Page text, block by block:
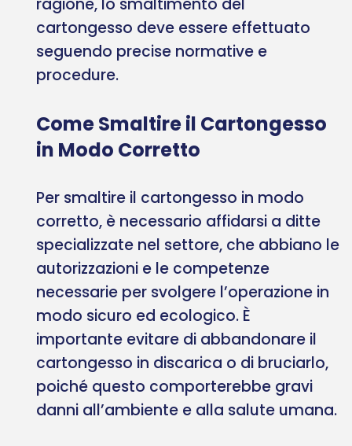
cartongesso deve essere effettuato
seguendo precise normative e
procedure.
Come Smaltire il Cartongesso
in Modo Corretto
Per smaltire il cartongesso in modo
corretto, è necessario affidarsi a ditte
specializzate nel settore, che abbiano le
autorizzazioni e le competenze
necessarie per svolgere l’operazione in
modo sicuro ed ecologico. È
importante evitare di abbandonare il
cartongesso in discarica o di bruciarlo,
poiché questo comporterebbe gravi
danni all’ambiente e alla salute umana.